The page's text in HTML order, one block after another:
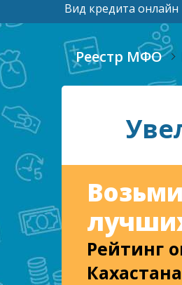
Вид кредита онлайн
Реестр МФО
Рейтинг
Кахастана